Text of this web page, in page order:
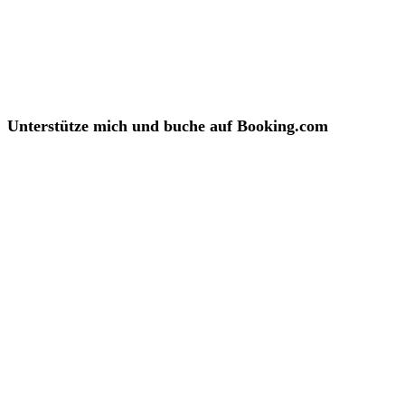
Unterstütze mich und buche auf Booking.com